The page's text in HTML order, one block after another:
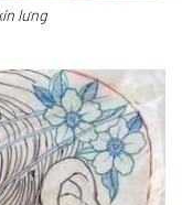
lưng